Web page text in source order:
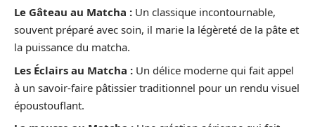
Le Gâteau au Matcha : Un classique incontournable,
souvent préparé avec soin, il marie la légèreté de la pâte et
la puissance du matcha.
Les Éclairs au Matcha : Un délice moderne qui fait appel
à un savoir-faire pâtissier traditionnel pour un rendu visuel
époustouflant.